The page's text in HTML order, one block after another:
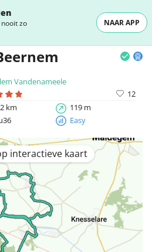
nooit zo
NAAR APP
Vandenameele
12
km
119 m
Easy
interactieve kaart